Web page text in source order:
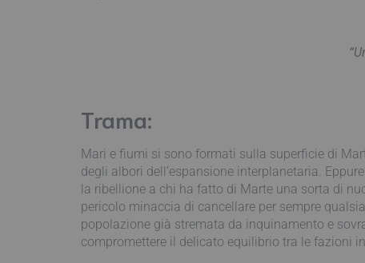
Trama:
Mari e fiumi si sono formati sulla superficie di
degli albori dell’espansione interplanetaria.
la ribellione a chi ha fatto di Marte una sorta di
pericolo minaccia di cancellare per sempre
popolazione già stremata da inquinamento e
compromettere il delicato equilibrio tra le fazioni